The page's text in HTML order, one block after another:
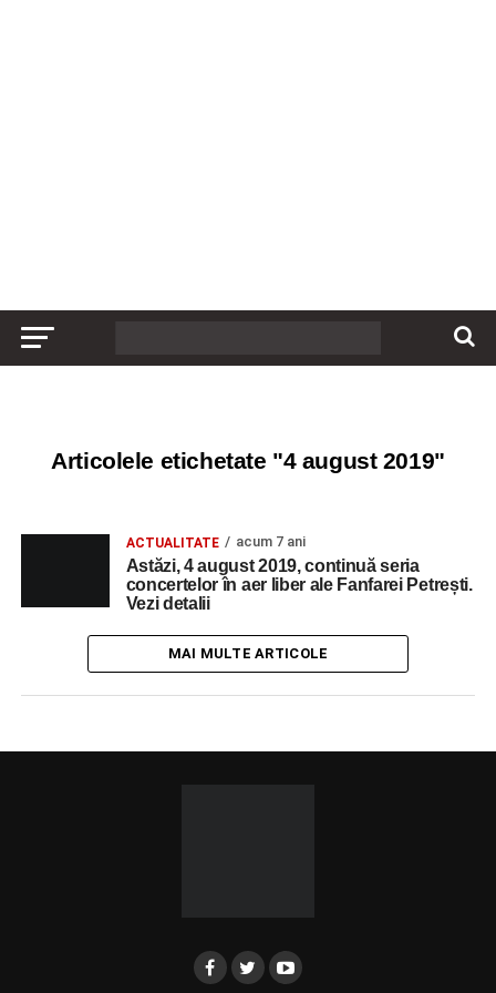
Articolele etichetate "4 august 2019"
ACTUALITATE acum 7 ani
Astăzi, 4 august 2019, continuă seria
concertelor în aer liber ale Fanfarei Petrești.
Vezi detalii
MAI MULTE ARTICOLE